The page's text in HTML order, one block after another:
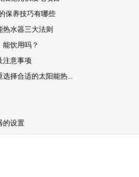
保养技巧有哪些
水器三大法则
饮用吗？
注意事项
择合适的太阳能热...
的设置